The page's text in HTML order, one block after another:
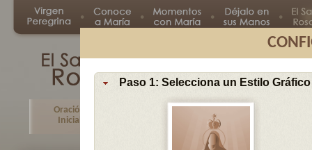
Paso 1: Selecciona un Estilo Gráfico
Oración
Inicial
Misterio